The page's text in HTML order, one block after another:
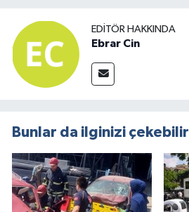
EDITÖR HAKKINDA
Ebrar Cin
Bunlar da ilginizi çekebilir